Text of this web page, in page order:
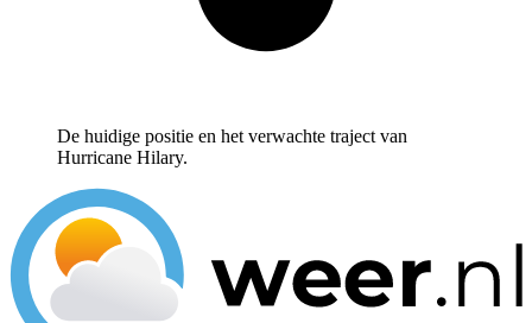
De huidige positie en het verwachte traject van
Hurricane Hilary.